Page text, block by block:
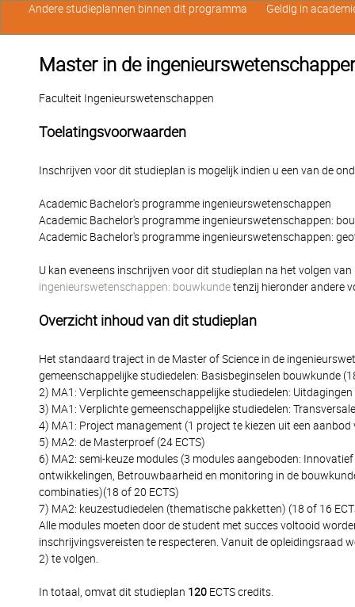
Master in de
Faculteit Ingenieurswetenschappen
Toelatingsvoorwaarden
Inschrijven voor dit studieplan is mogelijk indien u een van de
Academic Bachelor's programme ingenieurswetenschappen
Academic Bachelor's programme ingenieurswetenschappen:
Academic Bachelor's programme ingenieurswetenschappen:
U kan eveneens inschrijven voor dit studieplan na het volgen
ingenieurswetenschappen: bouwkundetenzij hieronder andere
Overzicht inhoud van dit studieplan
Het standaard traject in de Master of Science in de
gemeenschappelijke studiedelen: Basisbeginselen bouwkunde
2) MA1: Verplichte gemeenschappelijke studiedelen:
3) MA1: Verplichte gemeenschappelijke studiedelen:
4) MA1: Project management (1 project te kiezen uit een aanbod
5) MA2: de Masterproef (24 ECTS)
6) MA2: semi-keuze modules (3 modules aangeboden:
ontwikkelingen, Betrouwbaarheid en monitoring in de
combinaties)(18 of 20 ECTS)
7) MA2: keuzestudiedelen (thematische pakketten) (18 of 16
Alle modules moeten door de student met succes voltooid
inschrijvingsvereisten te respecteren. Vanuit de opleidingsraad
2) te volgen.
In totaal, omvat dit studieplan 120 ECTS credits.
Andere studieplannen binnen dit programma Geldig in